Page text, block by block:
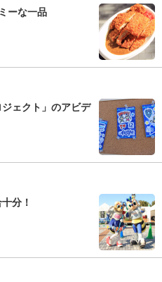
ーな一品
ェクト」のアビデ
十分！